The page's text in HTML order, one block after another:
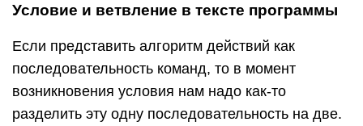
Условие и ветвление в тексте программы
Если представить алгоритм действий как
последовательность команд, то в момент
возникновения условия нам надо как-то
разделить эту одну последовательность на две.